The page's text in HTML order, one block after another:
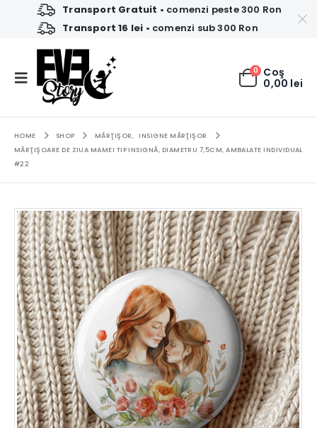
Transport Gratuit • comenzi peste 300 Ron
Transport 16 lei • comenzi sub 300 Ron
0 Coş
0,00 lei
HOME SHOP MĂRŢIŞOR,
INSIGNE MĂRŢIŞOR
MĂRŢIŞOARE DE ZIUA MAMEI TIP INSIGNĂ, DIAMETRU 7,5CM, AMBALATE INDIVIDUAL
#22